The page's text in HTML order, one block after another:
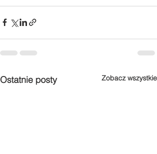
Ostatnie posty Zobacz wszystkie